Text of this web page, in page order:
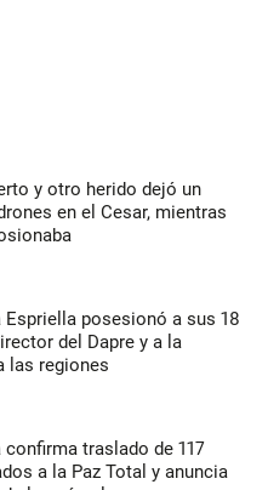
y otro herido dejó un
en el Cesar, mientras
Espriella posesionó a sus 18
del Dapre y a la
las regiones
confirma traslado de 117
a la Paz Total y anuncia